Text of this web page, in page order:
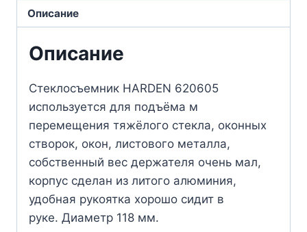
Описание
Описание
Стеклосъемник HARDEN 620605
используется для подъёма м
перемещения тяжёлого стекла, оконных
створок, окон, листового металла,
собственный вес держателя очень мал,
корпус сделан из литого алюминия,
удобная рукоятка хорошо сидит в
руке. Диаметр 118 мм.